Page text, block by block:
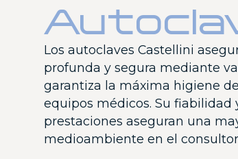
Los autoclaves Castellini
profunda y segura mediante
garantiza la máxima higiene
equipos médicos. Su fiabilidad
prestaciones aseguran una
medioambiente en el